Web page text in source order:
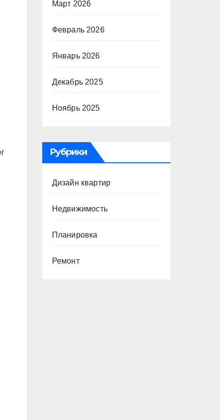
Март 2026
Февраль 2026
Январь 2026
Декабрь 2025
Ноябрь 2025
Рубрики
Дизайн квартир
Недвижимость
Планировка
Ремонт